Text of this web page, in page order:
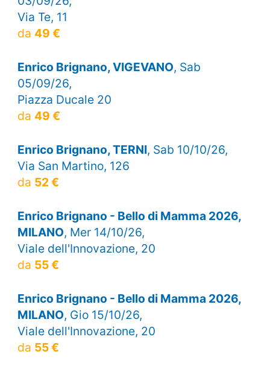
Via Te, 11
da 49 €
Enrico Brignano, VIGEVANO, Sab
05/09/26,
Piazza Ducale 20
da 49 €
Enrico Brignano, TERNI, Sab 10/10/26,
Via San Martino, 126
da 52 €
Enrico Brignano - Bello di Mamma 2026,
MILANO, Mer 14/10/26,
Viale dell'Innovazione, 20
da 55 €
Enrico Brignano - Bello di Mamma 2026,
MILANO, Gio 15/10/26,
Viale dell'Innovazione, 20
da 55 €